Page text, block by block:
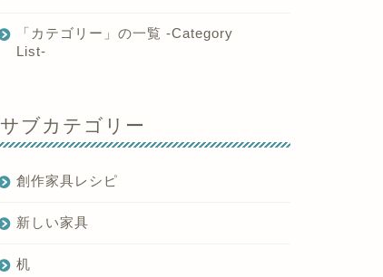
「カテゴリー」の一覧 -Category
List-
サブカテゴリー
創作家具レシピ
新しい家具
机